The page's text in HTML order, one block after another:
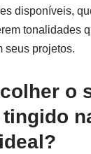
disponíveis,
tonalidades
seus projetos.
o